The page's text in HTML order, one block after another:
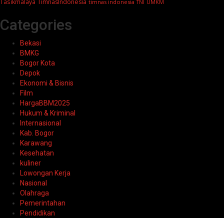
Tasikmalaya TimnasIndonesia timnas indonesia TNI UMKM
Categories
Bekasi
BMKG
Bogor Kota
Depok
Ekonomi & Bisnis
Film
HargaBBM2025
Hukum & Kriminal
Internasional
Kab. Bogor
Karawang
Kesehatan
kuliner
Lowongan Kerja
Nasional
Olahraga
Pemerintahan
Pendidikan